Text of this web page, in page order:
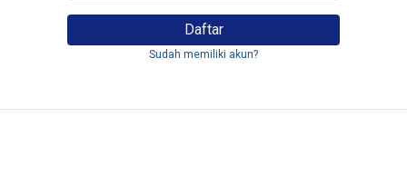
Daftar
Sudah memiliki akun?